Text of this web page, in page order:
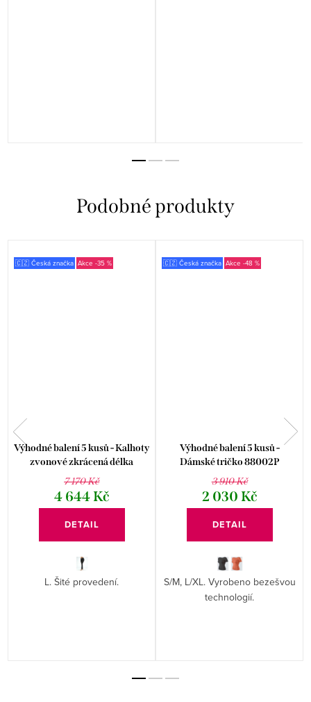
🇨🇿 Česká značka -35 %
Výhodné balení 5 kusů - Kalhoty
zvonové zkrácená délka
jednobarevné 96000P
7 170 Kč
4 644 Kč
DETAIL
L. Šité provedení.
🇨🇿 Česká značka -48 %
Výhodné balení 5 kusů -
Dámské tričko 88002P
3 910 Kč
2 030 Kč
DETAIL
S/M, L/XL. Vyrobeno bezešvou
technologií.